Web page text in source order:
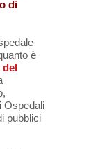
di
è
del
Ospedali
pubblici